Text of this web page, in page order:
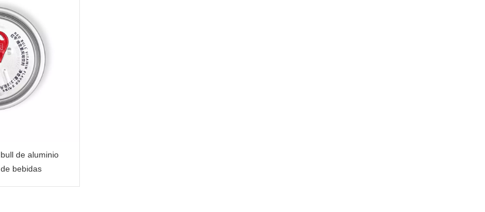
de aluminio
bebidas